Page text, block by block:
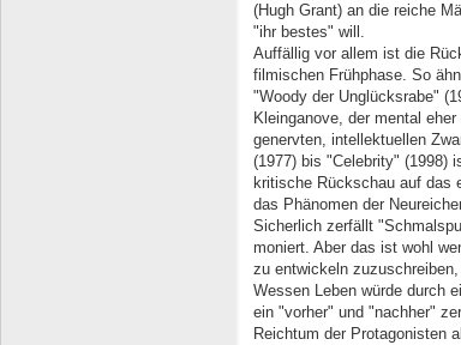
(Hugh Grant) an die reiche
"ihr bestes" will.
Auffällig vor allem ist die
filmischen Frühphase. So
"Woody der Unglücksrabe"
Kleinganove, der mental
genervten, intellektuellen
(1977) bis "Celebrity" (1998)
kritische Rückschau auf das
das Phänomen der
Sicherlich zerfällt
moniert. Aber das ist wohl
zu entwickeln
Wessen Leben würde durch
ein "vorher" und "nachher"
Reichtum der Protagonisten